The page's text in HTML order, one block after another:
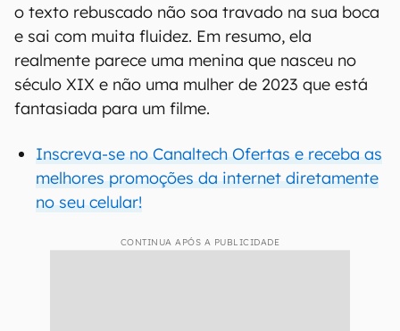
o texto rebuscado não soa travado na sua boca
e sai com muita fluidez. Em resumo, ela
realmente parece uma menina que nasceu no
século XIX e não uma mulher de 2023 que está
fantasiada para um filme.
Inscreva-se no Canaltech Ofertas e receba as
melhores promoções da internet diretamente
no seu celular!
CONTINUA APÓS A PUBLICIDADE